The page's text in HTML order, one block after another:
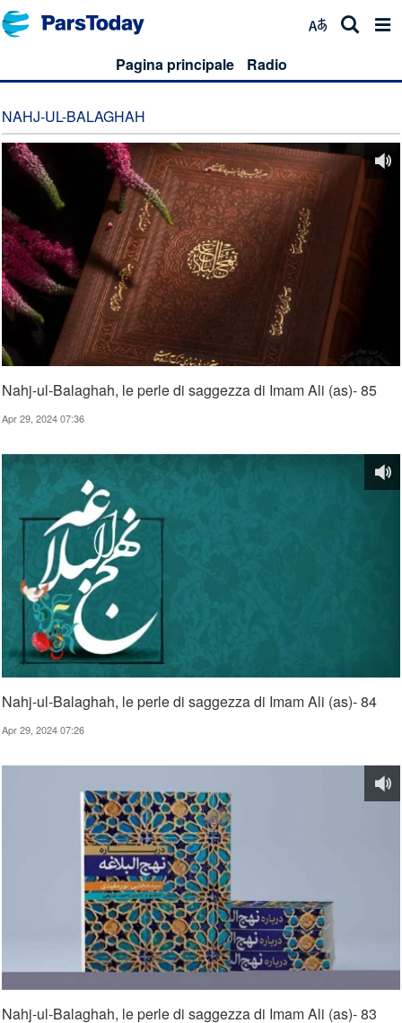
Pagina principale Radio
NAHJ-UL-BALAGHAH
Nahj-ul-Balaghah, le perle di saggezza di Imam Ali (as)- 85
Apr 29, 2024 07:36
Nahj-ul-Balaghah, le perle di saggezza di Imam Ali (as)- 84
Apr 29, 2024 07:26
Nahj-ul-Balaghah, le perle di saggezza di Imam Ali (as)- 83